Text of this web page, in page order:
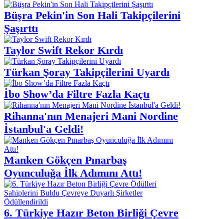
Büşra Pekin'in Son Hali Takipçilerini
Şaşırttı
Taylor Swift Rekor Kırdı
Türkan Şoray Takipçilerini Uyardı
İbo Show’da Filtre Fazla Kaçtı
Rihanna'nın Menajeri Mani Nordine
İstanbul'a Geldi!
Manken Gökçen Pınarbaş
Oyunculuğa İlk Adımını Attı!
6. Türkiye Hazır Beton Birliği Çevre